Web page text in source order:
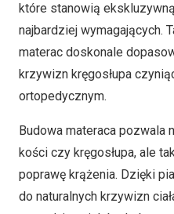
które stanowią
najbardziej wymagających.
materac doskonale
krzywizn kręgosłupa
ortopedycznym.
Budowa materaca pozwala
kości czy kręgosłupa, ale
poprawę krążenia. Dzięki
do naturalnych krzywizn